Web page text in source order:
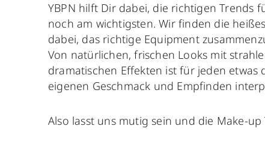
YBPN hilft Dir dabei, die richtigen Trends
noch am wichtigsten. Wir finden die
dabei, das richtige Equipment
Von natürlichen, frischen Looks mit
dramatischen Effekten ist für jeden etwas
eigenen Geschmack und Empfinden
Also lasst uns mutig sein und die Make-